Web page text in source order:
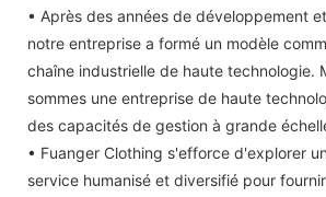
• Après des années de développement
notre entreprise a formé un modèle
chaîne industrielle de haute technologie.
sommes une entreprise de haute
des capacités de gestion à grande
• Fuanger Clothing s'efforce d'explorer
service humanisé et diversifié pour